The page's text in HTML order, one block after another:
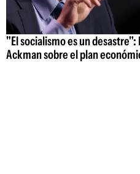
"El socialismo es un
Ackman sobre el plan